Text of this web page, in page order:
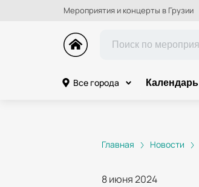
Мероприятия и концерты в Грузии
Все города Календарь
Главная Новости
8 июня 2024